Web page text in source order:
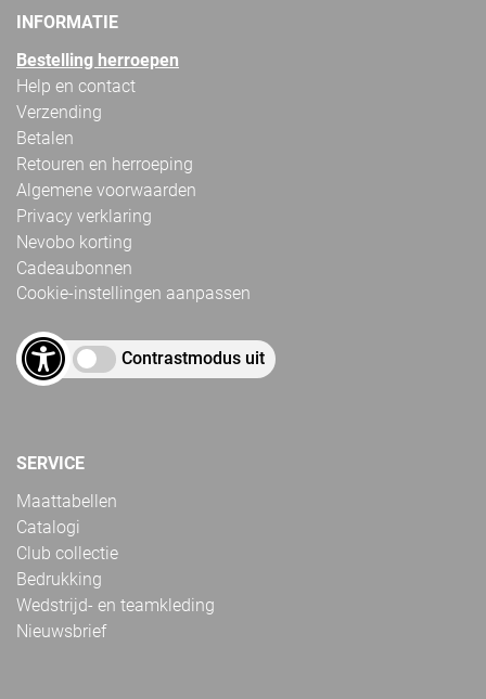
INFORMATIE
Bestelling herroepen
Help en contact
Verzending
Betalen
Retouren en herroeping
Algemene voorwaarden
Privacy verklaring
Nevobo korting
Cadeaubonnen
Cookie-instellingen aanpassen
Contrastmodus uit
SERVICE
Maattabellen
Catalogi
Club collectie
Bedrukking
Wedstrijd- en teamkleding
Nieuwsbrief